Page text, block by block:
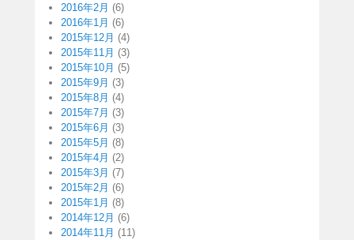
2016年2月 (6)
2016年1月 (6)
2015年12月 (4)
2015年11月 (3)
2015年10月 (5)
2015年9月 (3)
2015年8月 (4)
2015年7月 (3)
2015年6月 (3)
2015年5月 (8)
2015年4月 (2)
2015年3月 (7)
2015年2月 (6)
2015年1月 (8)
2014年12月 (6)
2014年11月 (11)